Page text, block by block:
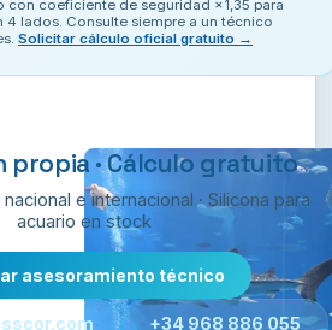
con coeficiente de seguridad ×1,35 para
lados. Consulte siempre a un técnico
Solicitar cálculo oficial gratuito →
propia · Cálculo gratuito
e internacional · Silicona para
acuario en stock
asesoramiento técnico
+34 968 886 055